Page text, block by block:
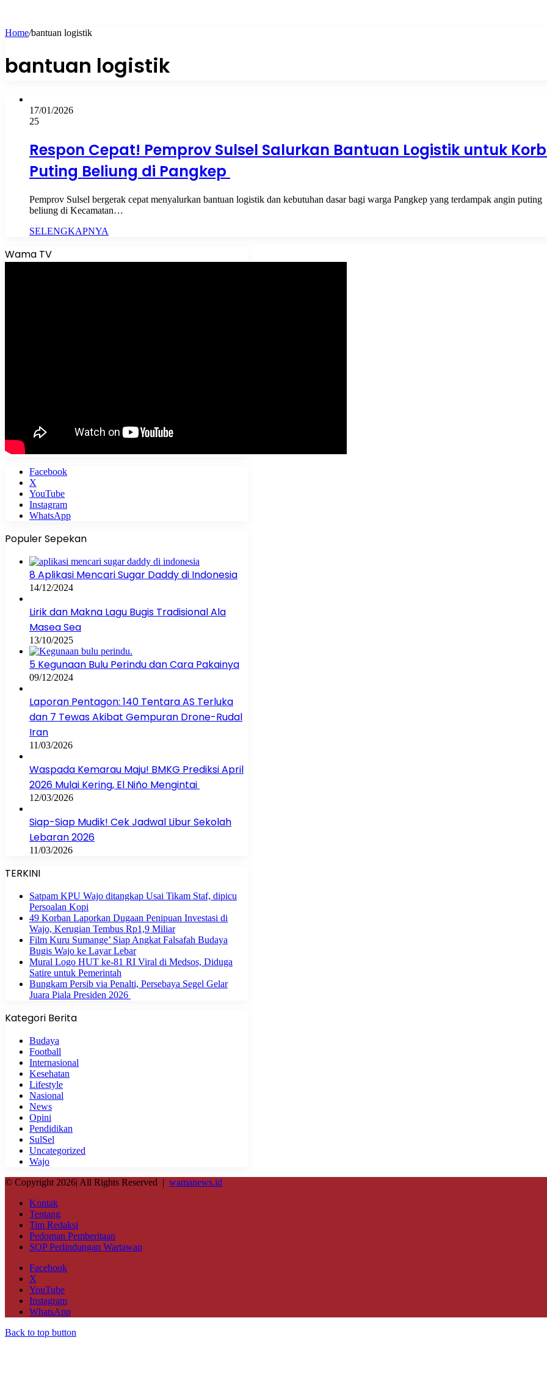
Home/bantuan logistik
bantuan logistik
17/01/2026
25
Respon Cepat! Pemprov Sulsel Salurkan Bantuan Logistik untuk
Puting Beliung di Pangkep
Pemprov Sulsel bergerak cepat menyalurkan bantuan logistik dan kebutuhan dasar bagi warga Pangkep yang terdampak angin puting
beliung di Kecamatan…
SELENGKAPNYA
Wama TV
Facebook
X
YouTube
Instagram
WhatsApp
Populer Sepekan
8 Aplikasi Mencari Sugar Daddy di Indonesia
14/12/2024
Lirik dan Makna Lagu Bugis Tradisional Ala
Masea Sea
13/10/2025
5 Kegunaan Bulu Perindu dan Cara Pakainya
09/12/2024
Laporan Pentagon: 140 Tentara AS Terluka
dan 7 Tewas Akibat Gempuran Drone-Rudal
Iran
11/03/2026
Waspada Kemarau Maju! BMKG Prediksi April
2026 Mulai Kering, El Niño Mengintai
12/03/2026
Siap-Siap Mudik! Cek Jadwal Libur Sekolah
Lebaran 2026
11/03/2026
TERKINI
Satpam KPU Wajo ditangkap Usai Tikam Staf, dipicu
Persoalan Kopi
49 Korban Laporkan Dugaan Penipuan Investasi di
Wajo, Kerugian Tembus Rp1,9 Miliar
Film Kuru Sumange’ Siap Angkat Falsafah Budaya
Bugis Wajo ke Layar Lebar
Mural Logo HUT ke-81 RI Viral di Medsos, Diduga
Satire untuk Pemerintah
Bungkam Persib via Penalti, Persebaya Segel Gelar
Juara Piala Presiden 2026
Kategori Berita
Budaya
Football
Internasional
Kesehatan
Lifestyle
Nasional
News
Opini
Pendidikan
SulSel
Uncategorized
Wajo
© Copyright 2026| All Rights Reserved | wamanews.id
Kontak
Tentang
Tim Redaksi
Pedoman Pemberitaan
SOP Perlindungan Wartawan
Facebook
X
YouTube
Instagram
WhatsApp
Back to top button